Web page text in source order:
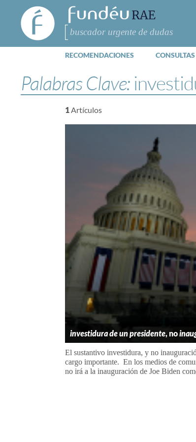
FundéuRAE
- Fundación
del Español
Urgente
Buscar
RECOMENDACIONES CONSULTAS
Palabras Clave:
1Artículos
investidura de un presidente, no
El sustantivo investidura, y no
cargo importante. En los medios de
no irá a la inauguración de Joe Biden